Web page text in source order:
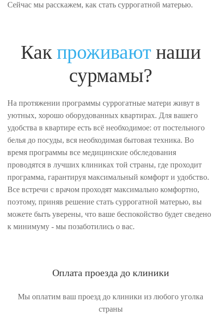
Сейчас мы расскажем, как стать суррогатной матерью.
Как проживаютнаши
сурмамы?
На протяжении программы суррогатные матери живут в
уютных, хорошо оборудованных квартирах. Для вашего
удобства в квартире есть всё необходимое: от постельного
белья до посуды, вся необходимая бытовая техника. Во
время программы все медицинские обследования
проводятся в лучших клиниках той страны, где проходит
программа, гарантируя максимальный комфорт и удобство.
Все встречи с врачом проходят максимально комфортно,
поэтому, приняв решение стать суррогатной матерью, вы
можете быть уверены, что ваше беспокойство будет сведено
к минимуму - мы позаботились о вас.
Оплата проезда до клиники
Мы оплатим ваш проезд до клиники из любого уголка
страны